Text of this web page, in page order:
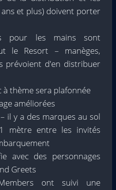
et plus) doivent porter
pour les mains sont
le Resort – manèges,
prévoient d'en distribuer
à thème sera plafonnée
améliorées
il y a des marques au sol
mètre entre les invités
avec des personnages
Greets
ont suivi une